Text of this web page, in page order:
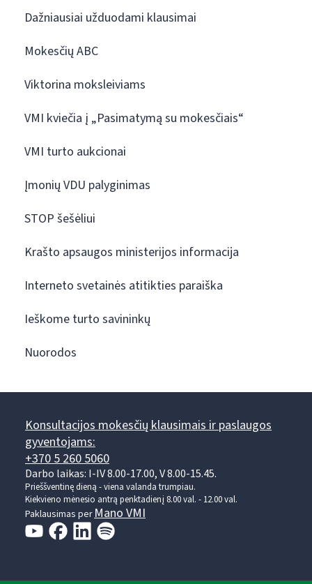
Dažniausiai užduodami klausimai
Mokesčių ABC
Viktorina moksleiviams
VMI kviečia į „Pasimatymą su mokesčiais“
VMI turto aukcionai
Įmonių VDU palyginimas
STOP šešėliui
Krašto apsaugos ministerijos informacija
Interneto svetainės atitikties paraiška
Ieškome turto savininkų
Nuorodos
Konsultacijos mokesčių klausimais ir paslaugos
gyventojams:
+370 5 260 5060
Darbo laikas: I-IV 8.00-17.00, V 8.00-15.45.
Prieššventinę dieną - viena valanda trumpiau.
Kiekvieno mėnesio antrą penktadienį 8.00 val. - 12.00 val.
Paklausimas perMano VMI